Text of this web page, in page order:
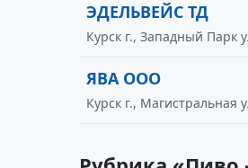
ЭДЕЛЬВЕЙС ТД
Курск г., Западный Парк
ЯВА ООО
Курск г., Магистральная